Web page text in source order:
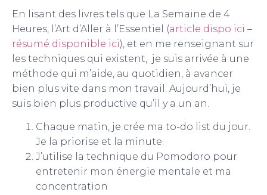
En lisant des livres tels que La Semaine de 4
Heures, l’Art d’Aller à l’Essentiel (article dispo ici –
résumé disponible ici), et en me renseignant sur
les techniques qui existent, je suis arrivée à une
méthode qui m’aide, au quotidien, à avancer
bien plus vite dans mon travail. Aujourd’hui, je
suis bien plus productive qu’il y a un an.
Chaque matin, je crée ma to-do list du jour.
Je la priorise et la minute.
J’utilise la technique du Pomodoro pour
entretenir mon énergie mentale et ma
concentration